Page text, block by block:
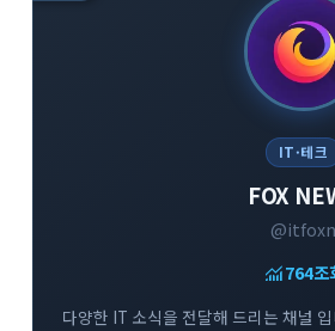
IT·테크
FOX
@itfoxn
monitoring764조
다양한 IT 소식을 전달해 드리는 채널